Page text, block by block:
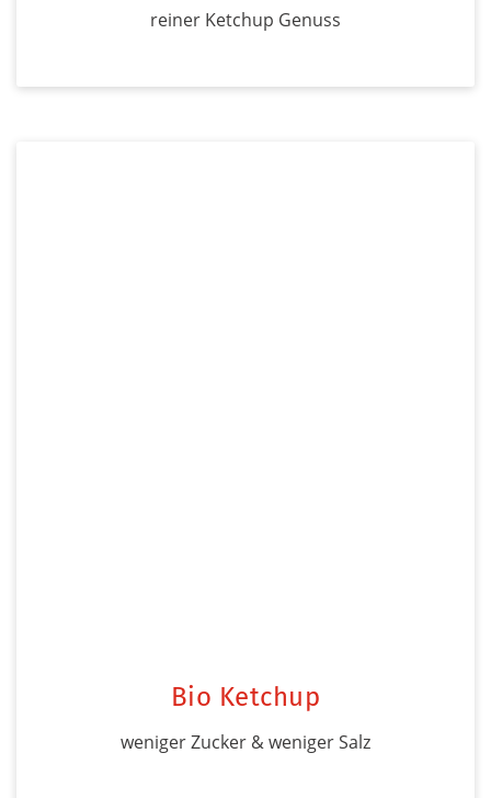
reiner Ketchup Genuss
Bio Ketchup
weniger Zucker & weniger Salz